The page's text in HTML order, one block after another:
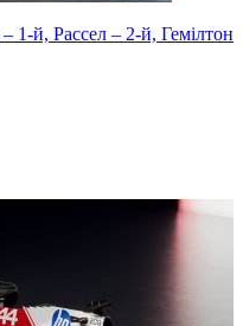
1-й, Рассел – 2-й, Гемілтон